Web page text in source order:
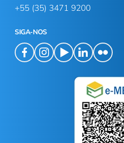
+55 (35) 3471 9200
SIGA-NOS